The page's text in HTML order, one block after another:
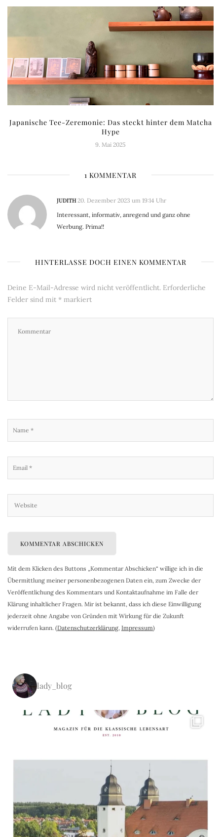
Japanische Tee-Zeremonie: Das steckt hinter dem Matcha
Hype
9. Mai 2025
1 KOMMENTAR
JUDITH 20. Dezember 2023 um 19:14 Uhr
Interessant, informativ, anregend und ganz ohne
Werbung. Prima!!
HINTERLASSE DOCH EINEN KOMMENTAR
Deine E-Mail-Adresse wird nicht veröffentlicht. Erforderliche
Felder sind mit * markiert
Mit dem Klicken des Buttons „Kommentar Abschicken“ willige ich in die
Übermittlung meiner personenbezogenen Daten ein, zum Zwecke der
Veröffentlichung des Kommentars und Kontaktaufnahme im Falle der
Klärung inhaltlicher Fragen. Mir ist bekannt, dass ich diese Einwilligung
jederzeit ohne Angabe von Gründen mit Wirkung für die Zukunft
widerrufen kann. (Datenschutzerklärung, Impressum)
lady_blog